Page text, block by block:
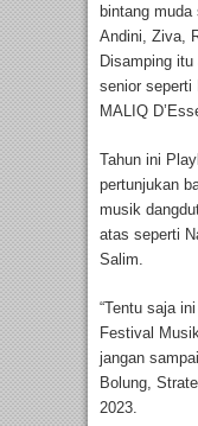
bintang muda
Andini, Ziva,
Disamping
senior seperti
MALIQ
Tahun ini
pertunjukan
musik
atas seperti
Salim.
“Tentu saja
Festival
jangan
Bolung,
2023.